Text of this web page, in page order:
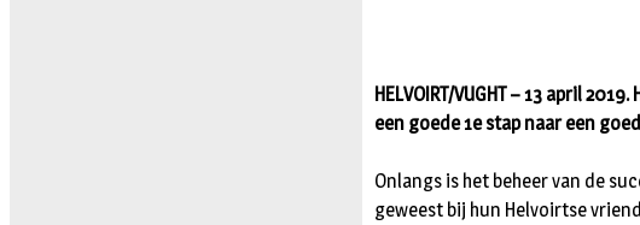
HELVOIRT/VUGHT – 13 april
een goede 1e stap naar een
Onlangs is het beheer van de
geweest bij hun Helvoirtse